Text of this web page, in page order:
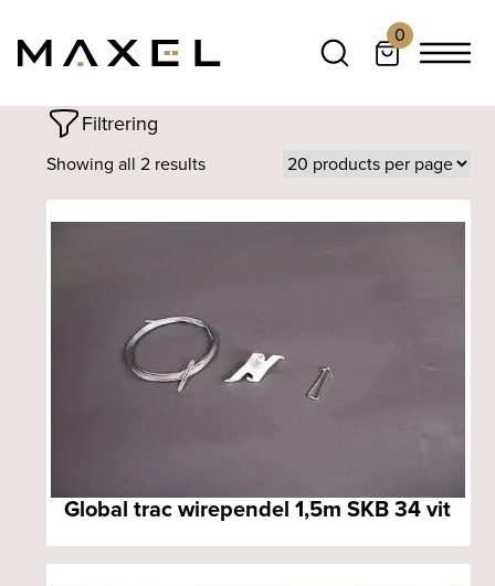
0
Filtrering
Showing all 2 results
Global trac wirependel 1,5m SKB 34 vit